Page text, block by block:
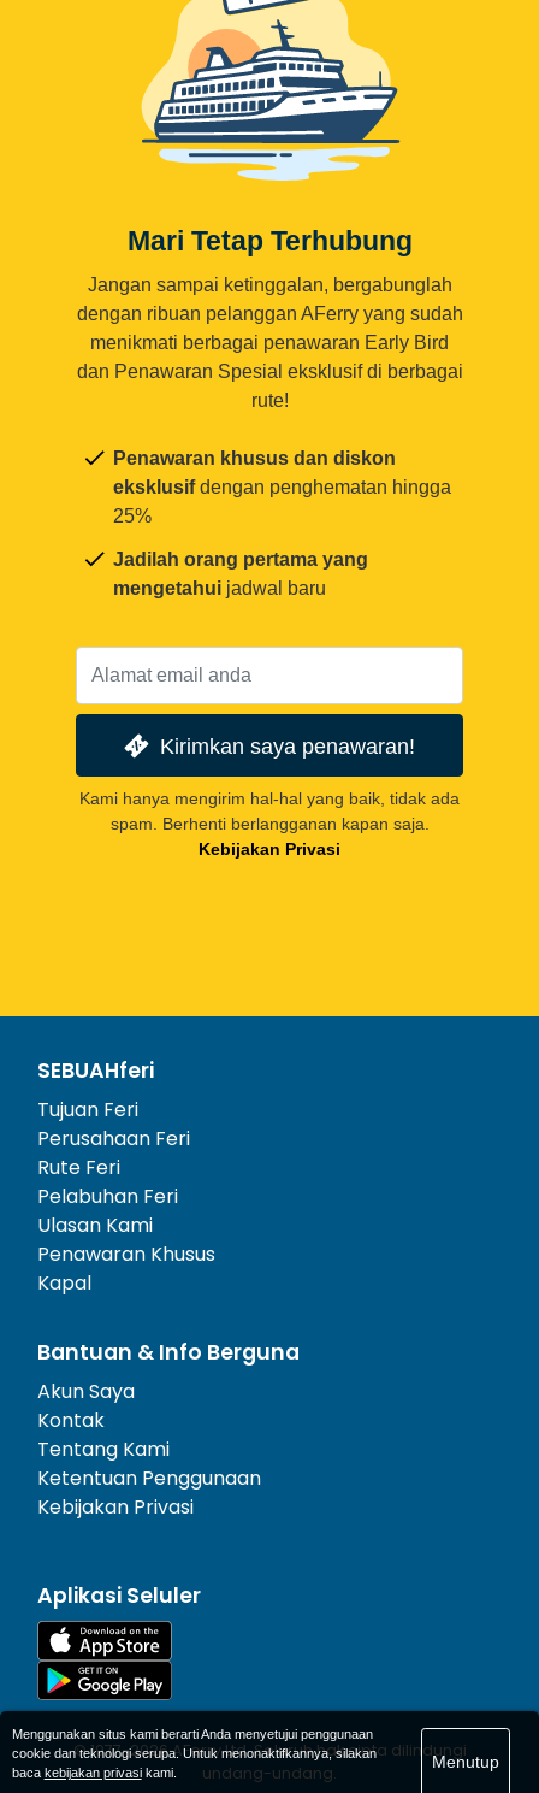
Mari Tetap Terhubung
Jangan sampai ketinggalan, bergabunglah
dengan ribuan pelanggan AFerry yang sudah
menikmati berbagai penawaran Early Bird
dan Penawaran Spesial eksklusif di berbagai
rute!
Penawaran khusus dan diskon
eksklusifdengan penghematan hingga
25%
Jadilah orang pertama yang
mengetahui jadwal baru
Kirimkan saya penawaran!
Kami hanya mengirim hal-hal yang baik, tidak ada
spam. Berhenti berlangganan kapan saja.
Kebijakan Privasi
SEBUAHferi
Tujuan Feri
Perusahaan Feri
Rute Feri
Pelabuhan Feri
Ulasan Kami
Penawaran Khusus
Kapal
Bantuan & Info Berguna
Akun Saya
Kontak
Tentang Kami
Ketentuan Penggunaan
Kebijakan Privasi
Aplikasi Seluler
© 1977-2026AFerry Ltd. Seluruh hak cipta dilindungi
undang-undang.
Menggunakan situs kami berarti Anda menyetujui penggunaan
cookie dan teknologi serupa. Untuk menonaktifkannya, silakan
baca kebijakan privasikami.
Menutup